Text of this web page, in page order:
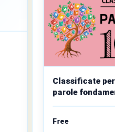
Classificate
parole
base
Free